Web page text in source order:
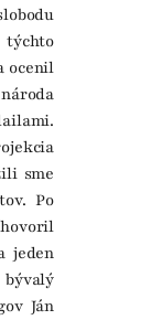
ocenil
sme
Po
jeden
Ján